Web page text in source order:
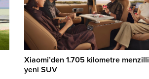
Xiaomi’den 1.705 kilometre menzilli
yeni SUV